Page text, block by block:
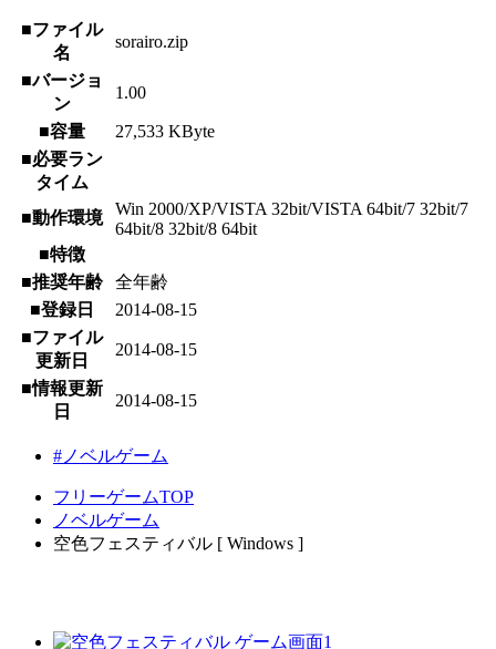
■ファイル
名
sorairo.zip
■バージョ
ン
1.00
■容量
27,533 KByte
■必要ラン
タイム
■動作環境
Win 2000/XP/VISTA 32bit/VISTA 64bit/7 32bit/7
64bit/8 32bit/8 64bit
■特徴
■推奨年齢
全年齢
■登録日
2014-08-15
■ファイル
更新日
2014-08-15
■情報更新
日
2014-08-15
#ノベルゲーム
フリーゲームTOP
ノベルゲーム
空色フェスティバル [ Windows ]